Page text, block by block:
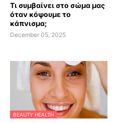
Τι συμβαίνει στο σώμα μας
όταν κόψουμε το
κάπνισμα;
December 05, 2025
BEAUTY HEALTH